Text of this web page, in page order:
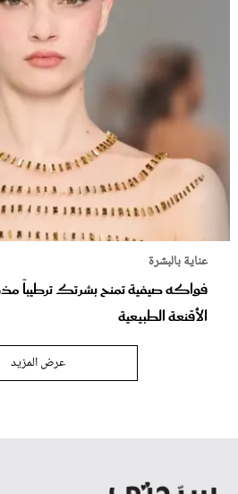
عناية بالبشرة
فواكه صيفية تمنح بشرتك ترطيباً
الأقنعة الطبيعية
عرض المزيد